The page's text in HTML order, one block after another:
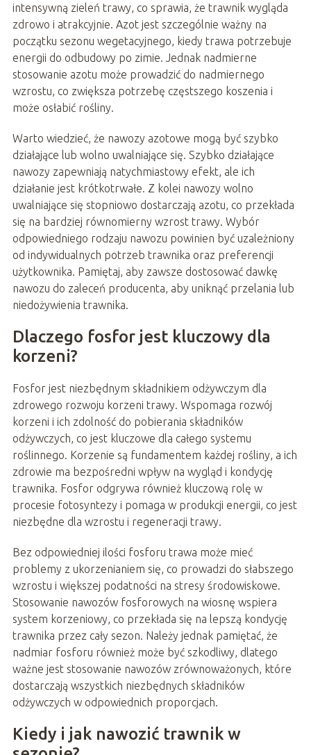
intensywną zieleń trawy, co sprawia, że trawnik wygląda
zdrowo i atrakcyjnie. Azot jest szczególnie ważny na
początku sezonu wegetacyjnego, kiedy trawa potrzebuje
energii do odbudowy po zimie. Jednak nadmierne
stosowanie azotu może prowadzić do nadmiernego
wzrostu, co zwiększa potrzebę częstszego koszenia i
może osłabić rośliny.
Warto wiedzieć, że nawozy azotowe mogą być szybko
działające lub wolno uwalniające się. Szybko działające
nawozy zapewniają natychmiastowy efekt, ale ich
działanie jest krótkotrwałe. Z kolei nawozy wolno
uwalniające się stopniowo dostarczają azotu, co przekłada
się na bardziej równomierny wzrost trawy. Wybór
odpowiedniego rodzaju nawozu powinien być uzależniony
od indywidualnych potrzeb trawnika oraz preferencji
użytkownika. Pamiętaj, aby zawsze dostosować dawkę
nawozu do zaleceń producenta, aby uniknąć przelania lub
niedożywienia trawnika.
Dlaczego fosfor jest kluczowy dla
korzeni?
Fosfor jest niezbędnym składnikiem odżywczym dla
zdrowego rozwoju korzeni trawy. Wspomaga rozwój
korzeni i ich zdolność do pobierania składników
odżywczych, co jest kluczowe dla całego systemu
roślinnego. Korzenie są fundamentem każdej rośliny, a ich
zdrowie ma bezpośredni wpływ na wygląd i kondycję
trawnika. Fosfor odgrywa również kluczową rolę w
procesie fotosyntezy i pomaga w produkcji energii, co jest
niezbędne dla wzrostu i regeneracji trawy.
Bez odpowiedniej ilości fosforu trawa może mieć
problemy z ukorzenianiem się, co prowadzi do słabszego
wzrostu i większej podatności na stresy środowiskowe.
Stosowanie nawozów fosforowych na wiosnę wspiera
system korzeniowy, co przekłada się na lepszą kondycję
trawnika przez cały sezon. Należy jednak pamiętać, że
nadmiar fosforu również może być szkodliwy, dlatego
ważne jest stosowanie nawozów zrównoważonych, które
dostarczają wszystkich niezbędnych składników
odżywczych w odpowiednich proporcjach.
Kiedy i jak nawozić trawnik w